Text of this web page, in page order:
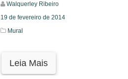
Walquerley Ribeiro
19 de fevereiro de 2014
Mural
Leia Mais